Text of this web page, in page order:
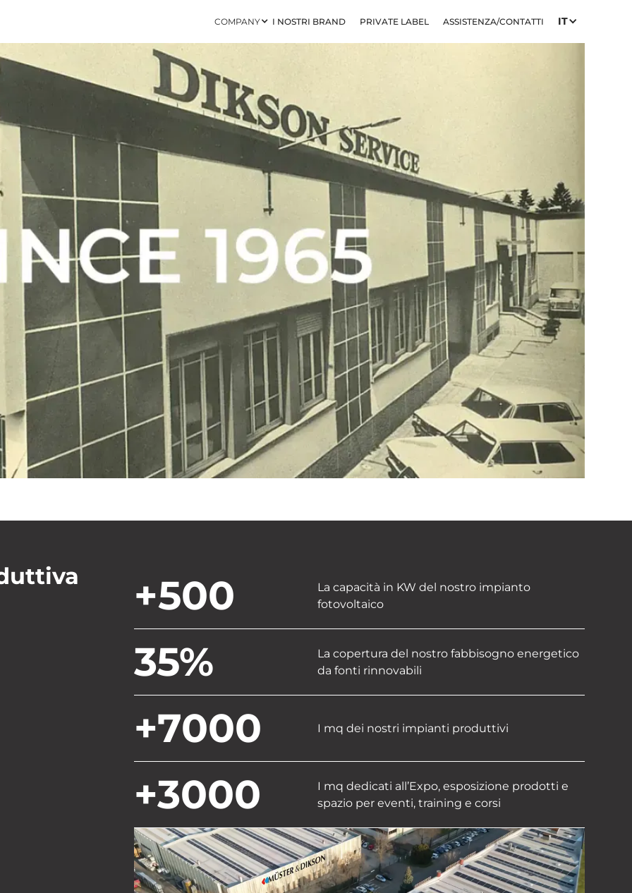
COMPANY I NOSTRI BRAND PRIVATE LABEL ASSISTENZA/CONTATTI IT
+500
La capacità in KW del nostro impianto
fotovoltaico
35%
La copertura del nostro fabbisogno energetico
da fonti rinnovabili
+7000 I mq dei nostri impianti produttivi
+3000
I mq dedicati all’Expo, esposizione prodotti e
spazio per eventi, training e corsi